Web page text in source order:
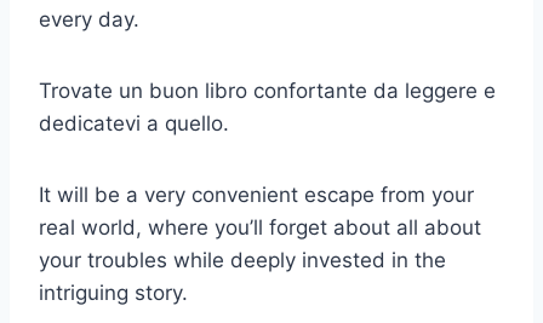
every day.
Trovate un buon libro confortante da leggere e
dedicatevi a quello.
It will be a very convenient escape from your
real world, where you’ll forget about all about
your troubles while deeply invested in the
intriguing story.